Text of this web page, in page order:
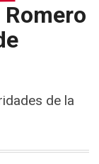
de la